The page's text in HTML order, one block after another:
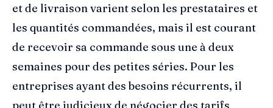
et de livraison varient selon les prestataires et
les quantités commandées, mais il est courant
de recevoir sa commande sous une à deux
semaines pour des petites séries. Pour les
entreprises ayant des besoins récurrents, il
peut être judicieux de négocier des tarifs